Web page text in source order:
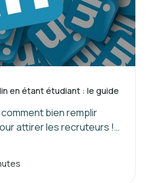
en étant étudiant : le guide
bien remplir
attirer les recruteurs !
votre réseau.